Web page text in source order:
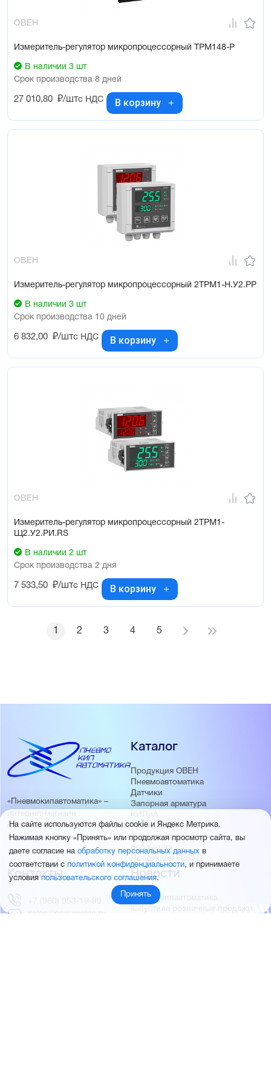
ОВЕН
Измеритель-регулятор микропроцессорный ТРМ148-Р
В наличии 3 шт
Срок производства 8 дней
27 010,80 ₽/штс НДС В корзину
ОВЕН
Измеритель-регулятор микропроцессорный 2ТРМ1-Н.У2.РР
В наличии 3 шт
Срок производства 10 дней
6 832,00 ₽/штс НДС В корзину
ОВЕН
Измеритель-регулятор микропроцессорный 2ТРМ1-
Щ2.У2.РИ.RS
В наличии 2 шт
Срок производства 2 дня
7 533,50 ₽/штс НДС В корзину
2 3 4 5
«Пневмокипавтоматика» –
интернет-магазин
промышленного оборудования
Каталог
Продукция ОВЕН
Пневмоавтоматика
Датчики
Запорная арматура
КИПиА
Приводная техника
Электротехническая
продукция
Продукция FESTO
Новости
Пневмокипавтоматика
запустила розничные продажи
Контакты
+7 (960) 953-19-99
sales@pnevmokip.ru
На сайте используются файлы cookie и Яндекс Метрика.
Нажимая кнопку «Принять» или продолжая просмотр сайта, вы
даете согласие на обработку персональных данных в
соответствии с политикой конфиденциальности, и принимаете
условияпользовательского соглашения.
Принять